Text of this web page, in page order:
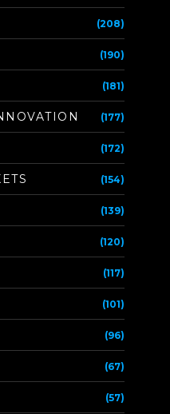
(208)
(190)
(181)
(177)
(172)
(154)
(139)
(120)
(117)
(101)
(96)
(67)
(57)